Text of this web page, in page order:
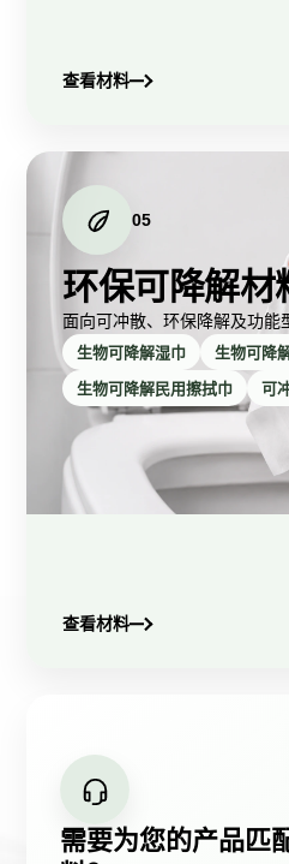
查看材料
05
环保可降解材
面向可冲散、环保降解及功能
生物可降解湿巾
生物可降
生物可降解民用擦拭巾
可
查看材料
需要为您的产品匹